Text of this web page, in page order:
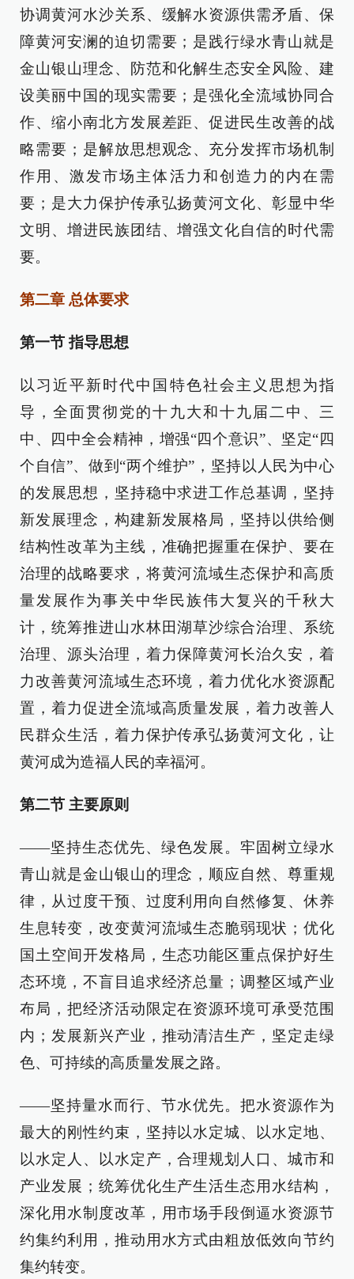
协调黄河水沙关系、缓解水资源供需矛盾、保
障黄河安澜的迫切需要；是践行绿水青山就是
金山银山理念、防范和化解生态安全风险、建
设美丽中国的现实需要；是强化全流域协同合
作、缩小南北方发展差距、促进民生改善的战
略需要；是解放思想观念、充分发挥市场机制
作用、激发市场主体活力和创造力的内在需
要；是大力保护传承弘扬黄河文化、彰显中华
文明、增进民族团结、增强文化自信的时代需
要。
第二章 总体要求
第一节 指导思想
以习近平新时代中国特色社会主义思想为指
导，全面贯彻党的十九大和十九届二中、三
中、四中全会精神，增强“四个意识”、坚定“四
个自信”、做到“两个维护”，坚持以人民为中心
的发展思想，坚持稳中求进工作总基调，坚持
新发展理念，构建新发展格局，坚持以供给侧
结构性改革为主线，准确把握重在保护、要在
治理的战略要求，将黄河流域生态保护和高质
量发展作为事关中华民族伟大复兴的千秋大
计，统筹推进山水林田湖草沙综合治理、系统
治理、源头治理，着力保障黄河长治久安，着
力改善黄河流域生态环境，着力优化水资源配
置，着力促进全流域高质量发展，着力改善人
民群众生活，着力保护传承弘扬黄河文化，让
黄河成为造福人民的幸福河。
第二节 主要原则
——坚持生态优先、绿色发展。牢固树立绿水
青山就是金山银山的理念，顺应自然、尊重规
律，从过度干预、过度利用向自然修复、休养
生息转变，改变黄河流域生态脆弱现状；优化
国土空间开发格局，生态功能区重点保护好生
态环境，不盲目追求经济总量；调整区域产业
布局，把经济活动限定在资源环境可承受范围
内；发展新兴产业，推动清洁生产，坚定走绿
色、可持续的高质量发展之路。
——坚持量水而行、节水优先。把水资源作为
最大的刚性约束，坚持以水定城、以水定地、
以水定人、以水定产，合理规划人口、城市和
产业发展；统筹优化生产生活生态用水结构，
深化用水制度改革，用市场手段倒逼水资源节
约集约利用，推动用水方式由粗放低效向节约
集约转变。